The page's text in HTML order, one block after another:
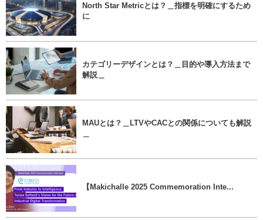
North Star Metricとは？＿指標を明確にするため
に
カテゴリーデザインとは？＿目的や導入方法まで
解説＿
MAUとは？＿LTVやCACとの関係についても解説
【Makichalle 2025 Commemoration Inte...